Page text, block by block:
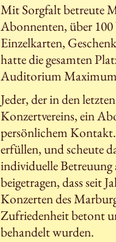
Mit Sorgfalt betreute
Abonnenten, über
Einzelkarten,
hatte die gesamten
Auditorium Maximum
Jeder, der in den
Konzertvereins, ein
persönlichem Kontakt.
erfüllen, und scheute
individuelle Betreuung
beigetragen, dass seit
Konzerten des
Zufriedenheit betont
behandelt wurden.